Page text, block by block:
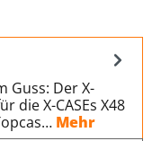
Guss: Der X-
die X-CASEs X48
Mehr